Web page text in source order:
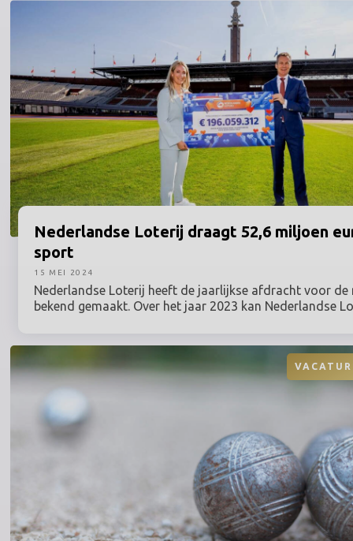
werkcultuur de impuls geeft die wij zoeken om elke dag
onszelf te halen? Laat dan van je horen!
Nederlandse Loterij draagt 52,6 miljoen
sport
Nederlandse Loterij heeft de jaarlijkse afdracht voor de
bekend gemaakt. Over het jaar 2023 kan Nederlandse
rekenen op een afdracht van 52,6 miljoen euro, wat
dan het bedrag van vorig jaar. Toen kreeg NOC*NSF
om te verdelen over de 77 aangesloten sportbonden.
15 MEI 2024